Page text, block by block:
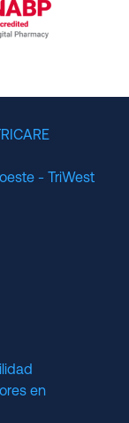
TRICARE
- TriWest
en